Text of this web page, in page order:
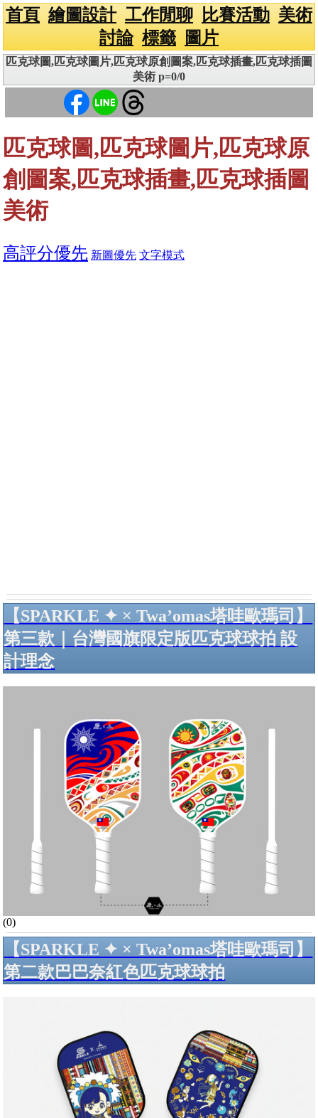
首頁 繪圖設計 工作閒聊 比賽活動 美術
討論 標籤 圖片
匹克球圖,匹克球圖片,匹克球原創圖案,匹克球插畫,匹克球插圖
美術 p=0/0
匹克球圖,匹克球圖片,匹克球原
創圖案,匹克球插畫,匹克球插圖
美術
高評分優先 新圖優先 文字模式
【SPARKLE ✦ × Twa’omas塔哇歐瑪司】
第三款｜台灣國旗限定版匹克球球拍 設
計理念
(0)
【SPARKLE ✦ × Twa’omas塔哇歐瑪司】
第二款巴巴奈紅色匹克球球拍